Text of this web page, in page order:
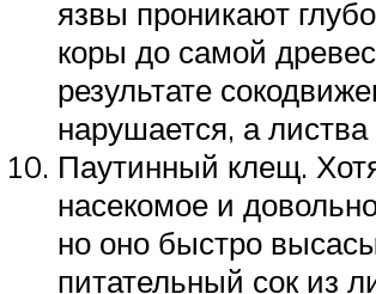
язвы проникают
коры до самой
результате
нарушается, а листва
Паутинный клещ.
насекомое и
но оно быстро
питательный сок из